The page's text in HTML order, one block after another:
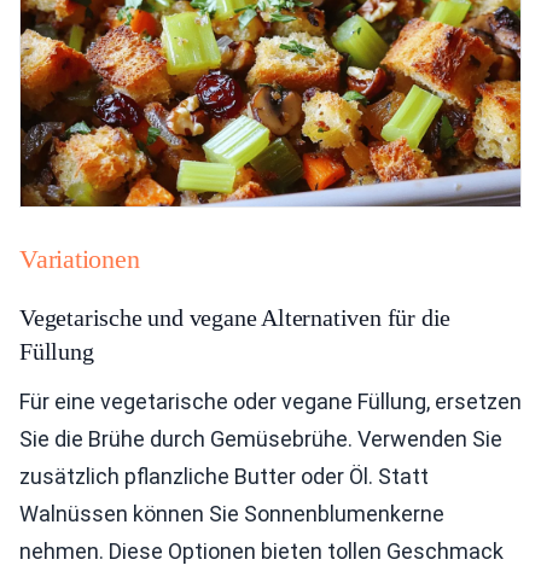
Variationen
Vegetarische und vegane Alternativen für die
Füllung
Für eine vegetarische oder vegane Füllung, ersetzen
Sie die Brühe durch Gemüsebrühe. Verwenden Sie
zusätzlich pflanzliche Butter oder Öl. Statt
Walnüssen können Sie Sonnenblumenkerne
nehmen. Diese Optionen bieten tollen Geschmack